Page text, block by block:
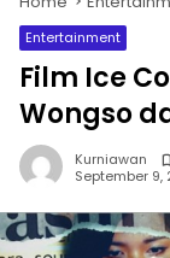
Entertainment
Film Ice
Wongso
Kurniawan
September 9,